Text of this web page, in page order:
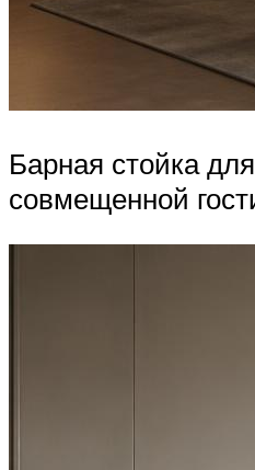
Барная стойка
совмещенной